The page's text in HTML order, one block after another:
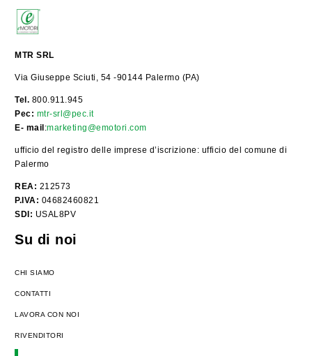
MTR SRL
Via Giuseppe Sciuti, 54 -90144 Palermo (PA)
Tel. 800.911.945
Pec: mtr-srl@pec.it
E- mail:marketing@emotori.com
ufficio del registro delle imprese d’iscrizione: ufficio del comune di
Palermo
REA: 212573
P.IVA: 04682460821
SDI: USAL8PV
Su di noi
CHI SIAMO
CONTATTI
LAVORA CON NOI
RIVENDITORI